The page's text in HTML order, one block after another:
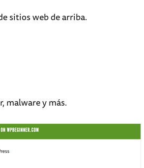
sitios web de arriba.
malware y más.